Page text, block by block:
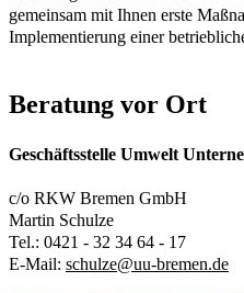
gemeinsam mit Ihnen erste
Implementierung einer
Beratung vor Ort
Geschäftsstelle Umwelt
c/o RKW Bremen GmbH
Martin Schulze
Tel.: 0421 - 32 34 64 - 17
E-Mail: schulze@uu-bremen.de